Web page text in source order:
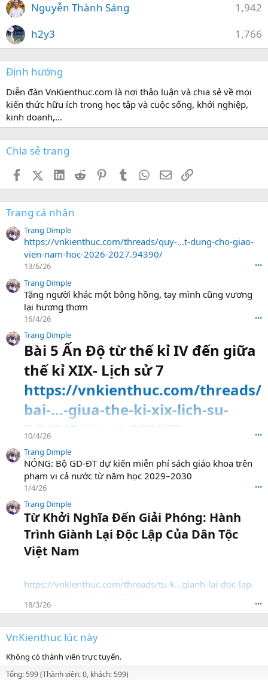
1,942
Nguyễn Thành Sáng
1,766
h2y3
Định hướng
Diễn đàn VnKienthuc.com là nơi thảo luận và chia sẻ về mọi
kiến thức hữu ích trong học tập và cuộc sống, khởi nghiệp,
kinh doanh,...
Chia sẻ trang
FacebookX (Twitter)
LinkedIn
Reddit PinterestTumblr WhatsApp
EmailLink
Trang cá nhân
Trang Dimple
https://vnkienthuc.com/threads/quy-...t-dung-cho-giao-
vien-nam-hoc-2026-2027.94390/
13/6/26 •••
Trang Dimple
Tặng người khác một bông hồng, tay mình cũng vương
lại hương thơm
16/4/26 •••
Trang Dimple
Bài 5 Ấn Độ từ thế kỉ IV đến giữa
thế kỉ XIX- Lịch sử 7
https://vnkienthuc.com/threads/
bai-...-giua-the-ki-xix-lich-su-
7.94040/#post-202177
10/4/26 •••
Trang Dimple
NÓNG: Bộ GD-ĐT dự kiến miễn phí sách giáo khoa trên
phạm vi cả nước từ năm học 2029–2030
1/4/26 •••
Trang Dimple
Từ Khởi Nghĩa Đến Giải Phóng: Hành
Trình Giành Lại Độc Lập Của Dân Tộc
Việt Nam​
https://vnkienthuc.com/threads/tu-k...gianh-lai-doc-lap-
18/3/26 •••
VnKienthuc lúc này
Không có thành viên trực tuyến.
Tổng: 599 (Thành viên: 0, khách: 599)